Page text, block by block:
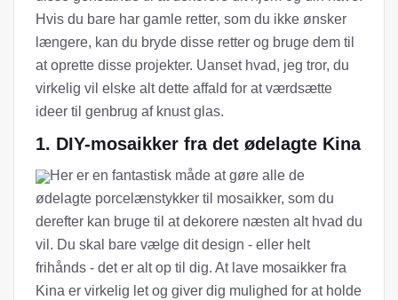
Hvis du bare har gamle retter, som du ikke ønsker
længere, kan du bryde disse retter og bruge dem til
at oprette disse projekter. Uanset hvad, jeg tror, ​​du
virkelig vil elske alt dette affald for at værdsætte
ideer til genbrug af knust glas.
1. DIY-mosaikker fra det ødelagte Kina
Her er en fantastisk måde at gøre alle de
ødelagte porcelænstykker til mosaikker, som du
derefter kan bruge til at dekorere næsten alt hvad du
vil. Du skal bare vælge dit design - eller helt
frihånds - det er alt op til dig. At lave mosaikker fra
Kina er virkelig let og giver dig mulighed for at holde